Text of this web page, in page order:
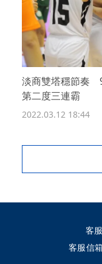
淡商雙塔穩節奏
第二度三連霸
2022.03.12 18:44
客
客服信